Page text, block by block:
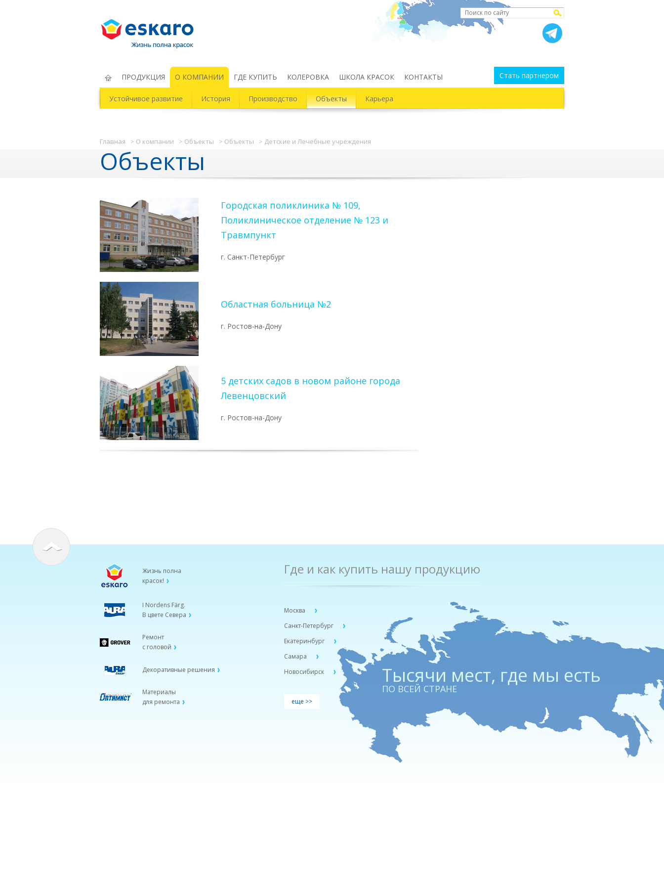
ПРОДУКЦИЯ О КОМПАНИИ ГДЕ КУПИТЬ КОЛЕРОВКА ШКОЛА КРАСОК КОНТАКТЫ Стать партнером
Устойчивое развитие История Производство Объекты Карьера
Главная О компании Объекты Объекты Детские и Лечебные учреждения
Объекты
Городская поликлиника № 109,
Поликлиническое отделение № 123 и
Травмпункт
г. Санкт-Петербург
Областная больница №2
г. Ростов-на-Дону
5 детских садов в новом районе города
Левенцовский
г. Ростов-на-Дону
Жизнь полна
красок!
I Nordens Färg.
В цвете Севера
Ремонт
с головой
Декоративные решения
Материалы
для ремонта
Где и как купить нашу продукцию
Москва
Санкт-Петербург
Екатеринбург
Самара
Новосибирск
еще >>
Тыcячи мест, где мы есть
ПО ВСЕЙ СТРАНЕ